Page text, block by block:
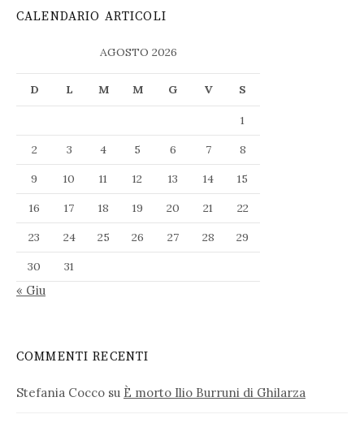
CALENDARIO ARTICOLI
AGOSTO 2026
D L M M G V S
1
2
3 4 5 6 7
8
9
10 11 12 13 14
15
16
17 18 19 20 21
22
23
24 25 26 27 28
29
30
31
« Giu
COMMENTI RECENTI
Stefania Cocco su È morto Ilio Burruni di Ghilarza